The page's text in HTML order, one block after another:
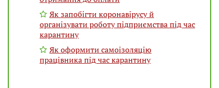
Як запобігти коронавірусу й
організувати роботу підприємства під час
карантину
Як оформити самоізоляцію
працівника під час карантину